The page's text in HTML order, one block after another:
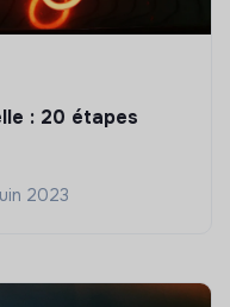
: 20 étapes
2023